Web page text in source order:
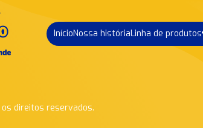
InícioNossa históriaLinha de produtos
os direitos reservados.